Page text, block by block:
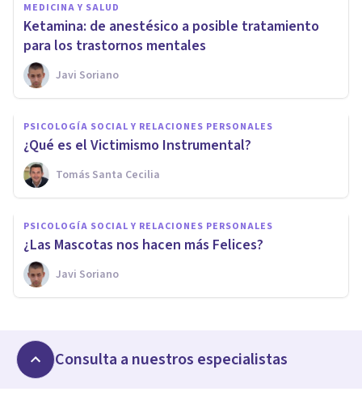
MEDICINA Y SALUD
Ketamina: de anestésico a posible tratamiento
para los trastornos mentales
Javi Soriano
PSICOLOGÍA SOCIAL Y RELACIONES PERSONALES
¿Qué es el Victimismo Instrumental?
Tomás Santa Cecilia
PSICOLOGÍA SOCIAL Y RELACIONES PERSONALES
¿Las Mascotas nos hacen más Felices?
Javi Soriano
Consulta a nuestros especialistas